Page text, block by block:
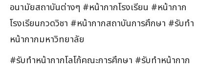
อนามัยสถาบันต่างๆ #หน้ากากโรงเรียน #หน้ากาก
โรงเรียนกวดวิชา #หน้ากากสถาบันการศึกษา #รับทำ
หน้ากากมหาวิทยาลัย
#รับทำหน้ากากโลโก้คณะการศึกษา #รับทำหน้ากาก